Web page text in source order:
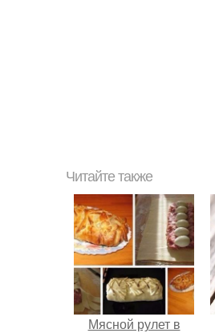
Читайте также
Мясной рулет в